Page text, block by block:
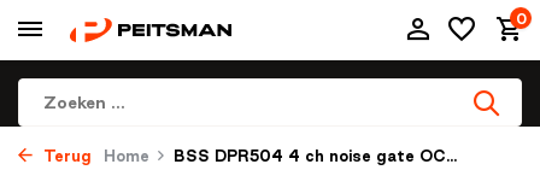
0
Terug Home BSS DPR504 4 ch noise gate OC...